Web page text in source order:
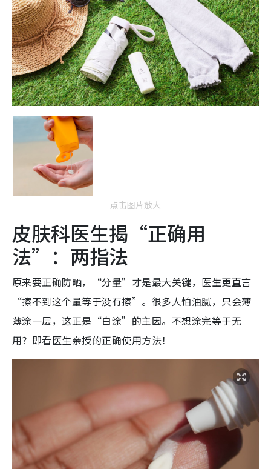
点击图片放大
皮肤科医生揭“正确用
法”：两指法
原来要正确防晒，“分量”才是最大关键，医生更直言
“擦不到这个量等于没有擦”。很多人怕油腻，只会薄
薄涂一层，这正是“白涂”的主因。不想涂完等于无
用？即看医生亲授的正确使用方法！